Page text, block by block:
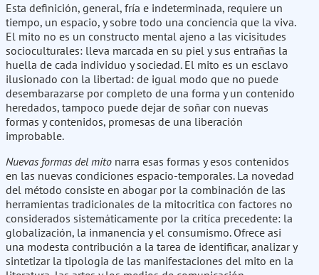
Esta definición, general, fría e indeterminada, requiere un
tiempo, un espacio, y sobre todo una conciencia que la viva.
El mito no es un constructo mental ajeno a las vicisitudes
socioculturales: lleva marcada en su piel y sus entrañas la
huella de cada individuo y sociedad. El mito es un esclavo
ilusionado con la libertad: de igual modo que no puede
desembarazarse por completo de una forma y un contenido
heredados, tampoco puede dejar de soñar con nuevas
formas y contenidos, promesas de una liberación
improbable.
Nuevas formas del mito narra esas formas y esos contenidos
en las nuevas condiciones espacio-temporales. La novedad
del método consiste en abogar por la combinación de las
herramientas tradicionales de la mitocritica con factores no
considerados sistemáticamente por la critíca precedente: la
globalización, la inmanencia y el consumismo. Ofrece asi
una modesta contribución a la tarea de identificar, analizar y
sintetizar la tipologia de las manifestaciones del mito en la